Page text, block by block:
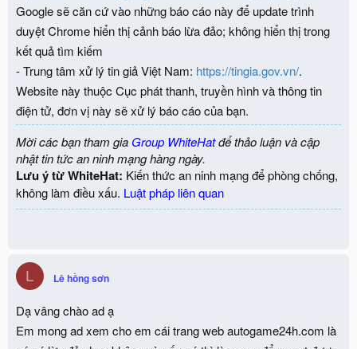
Google sẽ căn cứ vào những báo cáo này để update trình
duyệt Chrome hiển thị cảnh báo lừa đảo; không hiển thị trong
kết quả tìm kiếm
- Trung tâm xử lý tin giả Việt Nam: https://tingia.gov.vn/.
Website này thuộc Cục phát thanh, truyền hình và thông tin
điện tử, đơn vị này sẽ xử lý báo cáo của bạn.
Mời các bạn tham gia Group WhiteHatđể thảo luận và cập
nhật tin tức an ninh mạng hàng ngày.
Lưu ý từ WhiteHat: Kiến thức an ninh mạng để phòng chống,
không làm điều xấu. Luật pháp liên quan
L Lê hồng sơn
Dạ vâng chào ad ạ
Em mong ad xem cho em cái trang web autogame24h.com là